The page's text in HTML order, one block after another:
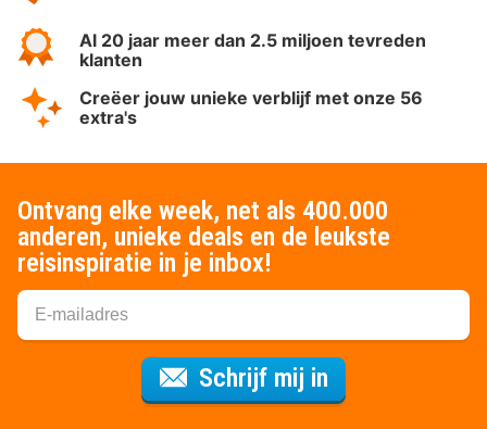
Al 20 jaar meer dan 2.5 miljoen tevreden
klanten
Creëer jouw unieke verblijf met onze 56
extra's
Ontvang elke week, net als 400.000
anderen, unieke deals en de leukste
reisinspiratie in je inbox!
Schrijf mij in